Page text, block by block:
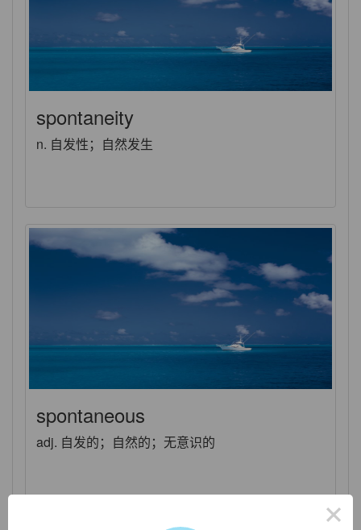
spontaneity
n. 自发性；自然发生
spontaneous
adj. 自发的；自然的；无意识的
×